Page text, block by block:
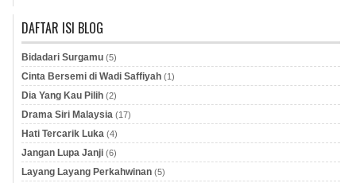
DAFTAR ISI BLOG
Bidadari Surgamu (5)
Cinta Bersemi di Wadi Saffiyah (1)
Dia Yang Kau Pilih (2)
Drama Siri Malaysia (17)
Hati Tercarik Luka (4)
Jangan Lupa Janji (6)
Layang Layang Perkahwinan (5)